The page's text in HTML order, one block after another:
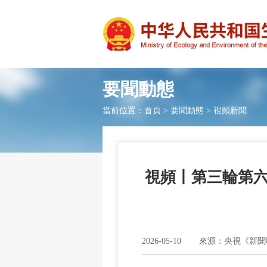
要聞動態
當前位置： 首頁 > 要聞動態 > 視頻新聞
視頻丨第三輪第
2026-05-10 來源：央視《新